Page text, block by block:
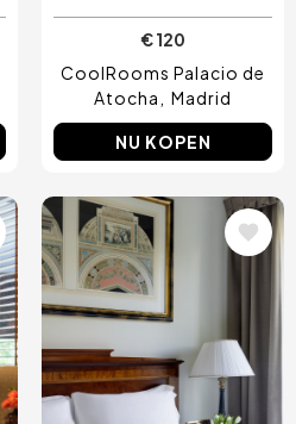
€ 120
CoolRooms Palacio de
Atocha
Madrid
NU KOPEN
Afbeelding